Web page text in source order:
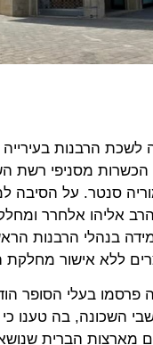
הרבנות בעירייה
מסניפי רשת
סנטר. על הסיבה
אליהו אלחרר
בנהלי הרבנות
ללא אישור מחלקת
פרסמו בעלי הסופר
השכונה, בה טענו
מארצות הברית